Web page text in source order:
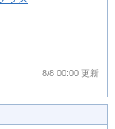
8/8 00:00 更新